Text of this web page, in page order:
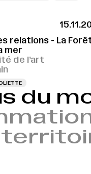
relations - La
mer
de l’art
VERNISSAGE LE
du